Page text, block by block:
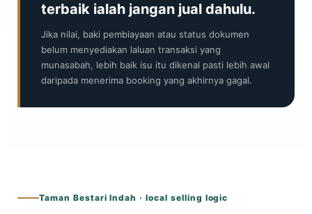
terbaik ialah jangan jual dahulu.
Jika nilai, baki pembiayaan atau status dokumen
belum menyediakan laluan transaksi yang
munasabah, lebih baik isu itu dikenal pasti lebih awal
daripada menerima booking yang akhirnya gagal.
Taman Bestari Indah · local selling logic